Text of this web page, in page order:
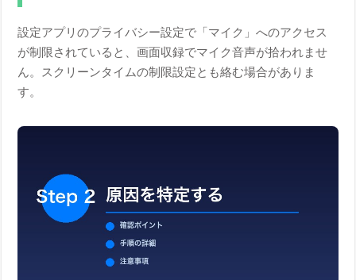
設定アプリのプライバシー設定で「マイク」へのアクセス
が制限されていると、画面収録でマイク音声が拾われませ
ん。スクリーンタイムの制限設定とも絡む場合がありま
す。